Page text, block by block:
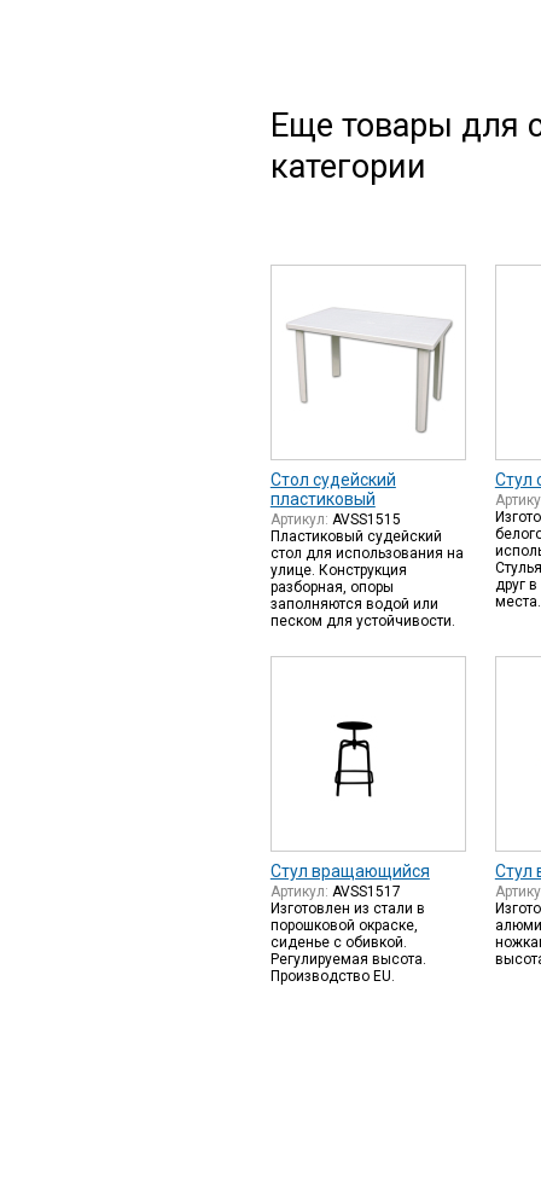
Еще товары для
категории
Стол судейский
пластиковый
Артикул: AVSS1515
Пластиковый судейский
стол для использования на
улице. Конструкция
разборная, опоры
заполняются водой или
песком для устойчивости.
Стул
друг
Стул вращающийся
Артикул: AVSS1517
Изготовлен из стали в
порошковой окраске,
сиденье с обивкой.
Регулируемая высота.
Производство EU.
Стул